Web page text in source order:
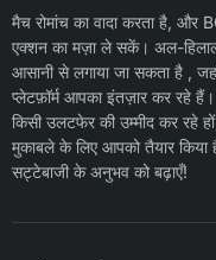
मैच रोमांच का वादा करता है,
एक्शन का मज़ा ले सकें। अल-
आसानी से लगाया जा सकता है ,
प्लेटफ़ॉर्म आपका इंतज़ार कर रहे
किसी उलटफेर की उम्मीद कर रहे
मुकाबले के लिए आपको तैयार
सट्टेबाजी के अनुभव को बढ़ाएँ!